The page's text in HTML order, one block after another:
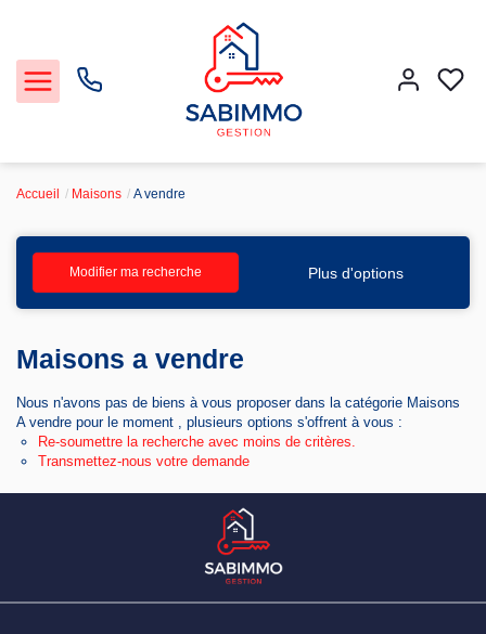
Notre Service Gestion et Location
Vendre
Faire gérer
Accueil Maisons A vendre
Modifier ma recherche Plus d'options
Maisons a vendre
Nous n'avons pas de biens à vous proposer dans la catégorie Maisons
A vendre pour le moment , plusieurs options s'offrent à vous :
Re-soumettre la recherche avec moins de critères.
Transmettez-nous votre demande